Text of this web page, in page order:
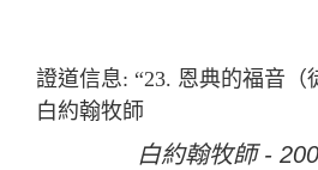
證道信息: “23. 恩典的福音（
白約翰牧師
白約翰牧師 -